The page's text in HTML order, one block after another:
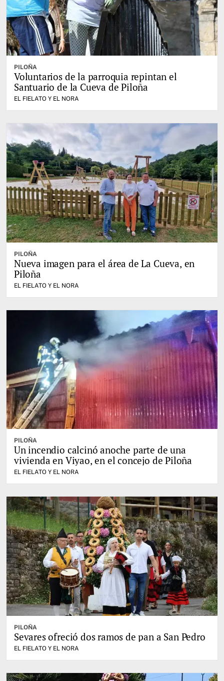
PILOÑA
Voluntarios de la parroquia repintan el
Santuario de la Cueva de Piloña
EL FIELATO Y EL NORA
PILOÑA
Nueva imagen para el área de La Cueva, en
Piloña
EL FIELATO Y EL NORA
PILOÑA
Un incendio calcinó anoche parte de una
vivienda en Viyao, en el concejo de Piloña
EL FIELATO Y EL NORA
PILOÑA
Sevares ofreció dos ramos de pan a San Pedro
EL FIELATO Y EL NORA